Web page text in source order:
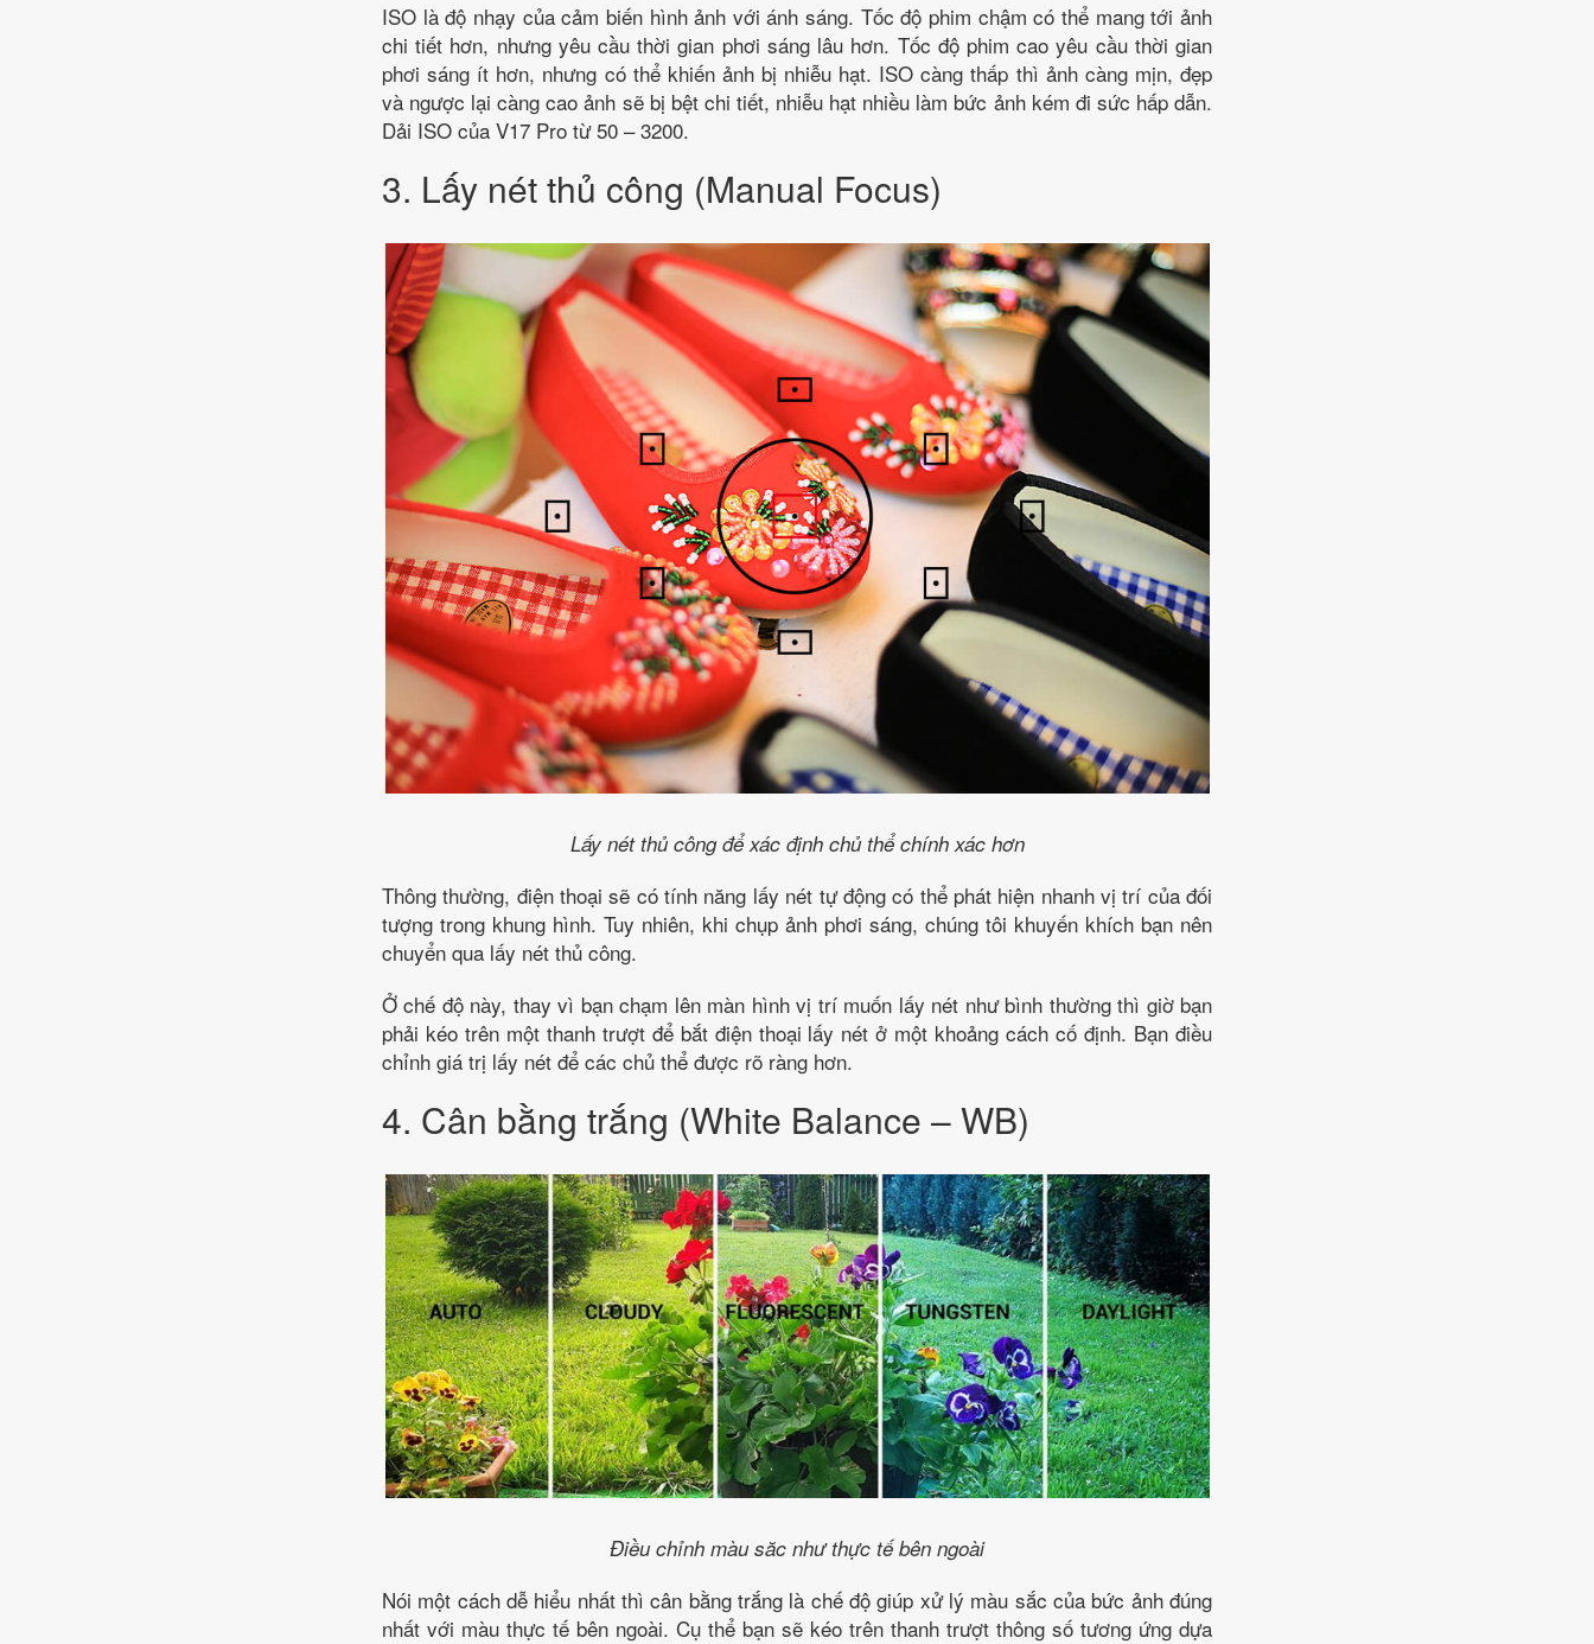
ISO là độ nhạy của cảm biến hình ảnh với ánh sáng. Tốc độ phim chậm có thể mang tới ảnh
chi tiết hơn, nhưng yêu cầu thời gian phơi sáng lâu hơn. Tốc độ phim cao yêu cầu thời gian
phơi sáng ít hơn, nhưng có thể khiến ảnh bị nhiễu hạt. ISO càng thấp thì ảnh càng mịn, đẹp
và ngược lại càng cao ảnh sẽ bị bệt chi tiết, nhiễu hạt nhiều làm bức ảnh kém đi sức hấp dẫn.
Dải ISO của V17 Pro từ 50 – 3200.
3. Lấy nét thủ công (Manual Focus)
Lấy nét thủ công để xác định chủ thể chính xác hơn
Thông thường, điện thoại sẽ có tính năng lấy nét tự động có thể phát hiện nhanh vị trí của đối
tượng trong khung hình. Tuy nhiên, khi chụp ảnh phơi sáng, chúng tôi khuyến khích bạn nên
chuyển qua lấy nét thủ công.
Ở chế độ này, thay vì bạn chạm lên màn hình vị trí muốn lấy nét như bình thường thì giờ bạn
phải kéo trên một thanh trượt để bắt điện thoại lấy nét ở một khoảng cách cố định. Bạn điều
chỉnh giá trị lấy nét để các chủ thể được rõ ràng hơn.
4. Cân bằng trắng (White Balance – WB)
Điều chỉnh màu săc như thực tế bên ngoài
Nói một cách dễ hiểu nhất thì cân bằng trắng là chế độ giúp xử lý màu sắc của bức ảnh đúng
nhất với màu thực tế bên ngoài. Cụ thể bạn sẽ kéo trên thanh trượt thông số tương ứng dựa